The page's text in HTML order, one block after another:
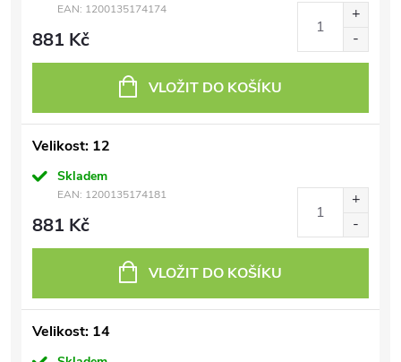
EAN: 1200135174174
881 Kč
VLOŽIT DO KOŠÍKU
Velikost: 12
Skladem
EAN: 1200135174181
881 Kč
VLOŽIT DO KOŠÍKU
Velikost: 14